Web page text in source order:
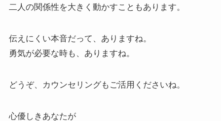
二人の関係性を大きく動かすこともあります。
伝えにくい本音だって、ありますね。
勇気が必要な時も、ありますね。
どうぞ、カウンセリングもご活用くださいね。
心優しきあなたが